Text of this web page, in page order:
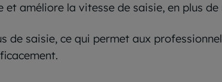
améliore la vitesse de saisie, en plus de
de saisie, ce qui permet aux